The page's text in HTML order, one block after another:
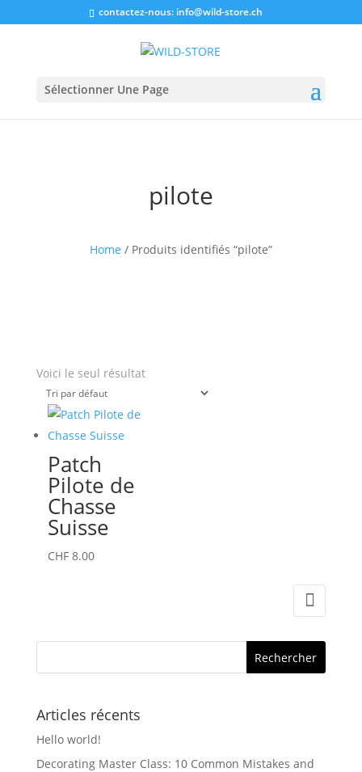
contactez-nous: info@wild-store.ch
Sélectionner Une Page
pilote
Home / Produits identifiés “pilote”
Voici le seul résultat
Patch
Pilote de
Chasse
Suisse
CHF8.00
Articles récents
Hello world!
Decorating Master Class: 10 Common Mistakes and